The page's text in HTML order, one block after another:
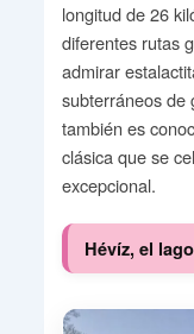
longitud de 26
diferentes rutas
admirar
subterráneos de
también es
clásica que se
excepcional.
Hévíz, el